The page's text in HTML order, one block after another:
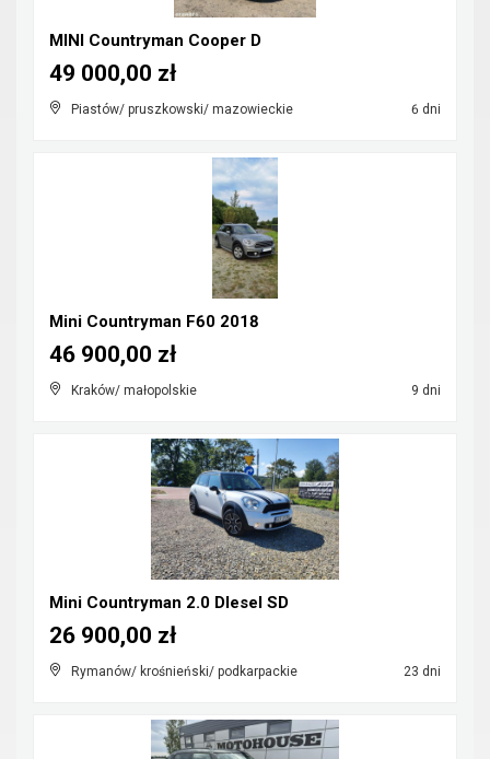
MINI Countryman Cooper D
Piastów/ pruszkowski/ mazowieckie 6 dni
49 000,00 zł
Mini Countryman F60 2018
Kraków/ małopolskie 9 dni
46 900,00 zł
Mini Countryman 2.0 DIesel SD
Rymanów/ krośnieński/ podkarpackie 23 dni
26 900,00 zł